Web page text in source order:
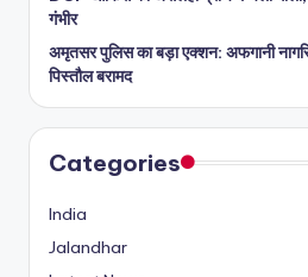
गंभीर
अमृतसर पुलिस का बड़ा एक्शन: अफगानी
पिस्तौल बरामद
Categories
India
Jalandhar